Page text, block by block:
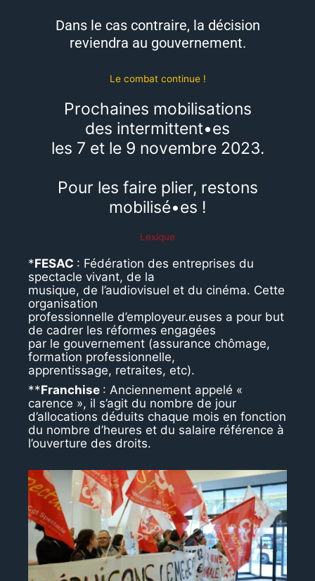
Dans le cas contraire, la décision
reviendra au gouvernement.
Le combat continue !
Prochaines mobilisations
des intermittent•es
les 7 et le 9 novembre 2023.
Pour les faire plier, restons
mobilisé•es !
Lexique
*FESAC : Fédération des entreprises du
spectacle vivant, de la
musique, de l’audiovisuel et du cinéma. Cette
organisation
professionnelle d’employeur.euses a pour but
de cadrer les réformes engagées
par le gouvernement (assurance chômage,
formation professionnelle,
apprentissage, retraites, etc).
**Franchise : Anciennement appelé «
carence », il s’agit du nombre de jour
d’allocations déduits chaque mois en fonction
du nombre d’heures et du salaire référence à
l’ouverture des droits.